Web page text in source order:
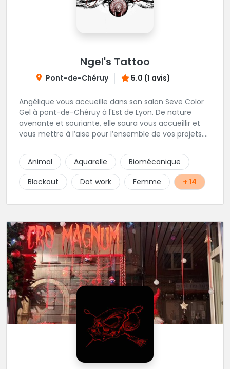
Ngel's Tattoo
Pont-de-Chéruy 5.0 (1 avis)
Angélique vous accueille dans son salon Seve Color
Gel à pont-de-Chéruy à l'Est de Lyon. De nature
avenante et souriante, elle saura vous accueillir et
vous mettre à l’aise pour l’ensemble de vos projets.
tatouages allant des calligraphies, motifs floraux au
réalisme.
Animal Aquarelle
Biomécanique
Blackout
Dot work Femme + 14